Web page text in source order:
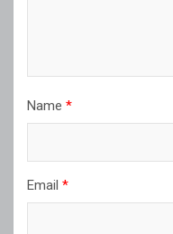
Name *
Email *